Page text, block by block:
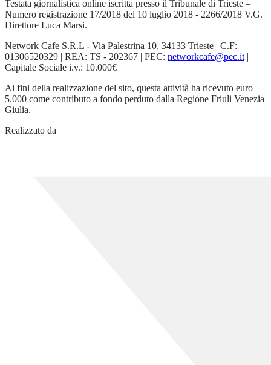
Testata giornalistica online iscritta presso il Tribunale di Trieste –
Numero registrazione 17/2018 del 10 luglio 2018 - 2266/2018 V.G.
Direttore Luca Marsi.
Network Cafe S.R.L - Via Palestrina 10, 34133 Trieste | C.F:
01306520329 | REA: TS - 202367 | PEC: networkcafe@pec.it |
Capitale Sociale i.v.: 10.000€
Ai fini della realizzazione del sito, questa attività ha ricevuto euro
5.000 come contributo a fondo perduto dalla Regione Friuli Venezia
Giulia.
Realizzato da